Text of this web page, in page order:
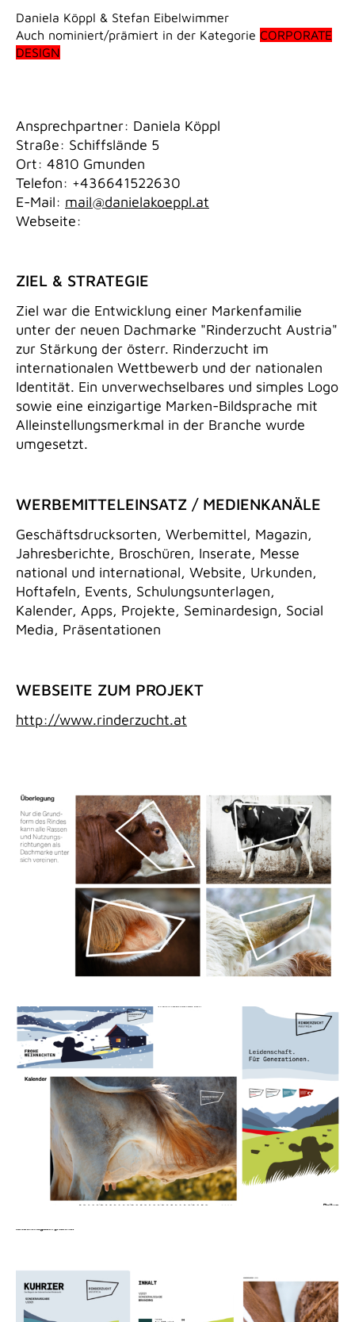
Daniela Köppl & Stefan Eibelwimmer
Auch nominiert/prämiert in der Kategorie CORPORATE
DESIGN
Ansprechpartner: Daniela Köppl
Straße: Schiffslände 5
Ort: 4810 Gmunden
Telefon: +436641522630
E-Mail: mail@danielakoeppl.at
Webseite:
ZIEL & STRATEGIE
Ziel war die Entwicklung einer Markenfamilie
unter der neuen Dachmarke "Rinderzucht Austria"
zur Stärkung der österr. Rinderzucht im
internationalen Wettbewerb und der nationalen
Identität. Ein unverwechselbares und simples Logo
sowie eine einzigartige Marken-Bildsprache mit
Alleinstellungsmerkmal in der Branche wurde
umgesetzt.
WERBEMITTELEINSATZ / MEDIENKANÄLE
Geschäftsdrucksorten, Werbemittel, Magazin,
Jahresberichte, Broschüren, Inserate, Messe
national und international, Website, Urkunden,
Hoftafeln, Events, Schulungsunterlagen,
Kalender, Apps, Projekte, Seminardesign, Social
Media, Präsentationen
WEBSEITE ZUM PROJEKT
http://www.rinderzucht.at